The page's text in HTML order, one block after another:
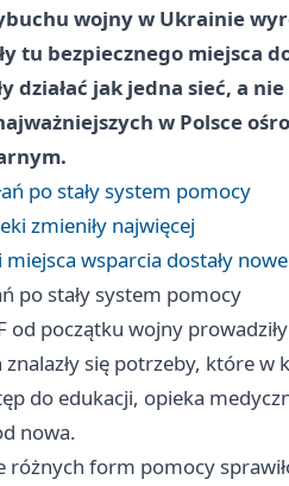
wojny w Ukrainie
tu bezpiecznego miejsca
działać jak jedna sieć, a
w Polsce
po stały system pomocy
zmieniły najwięcej
miejsca wsparcia dostały
po stały system pomocy
od początku wojny
znalazły się potrzeby, które
do edukacji, opieka
nowa.
różnych form pomocy